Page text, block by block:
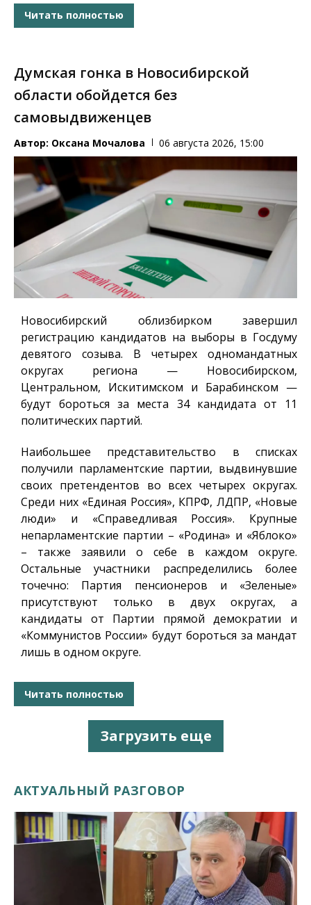
Читать полностью
Думская гонка в Новосибирской
области обойдется без
самовыдвиженцев
Автор: Оксана Мочалова 06 августа 2026, 15:00
Новосибирский облизбирком завершил
регистрацию кандидатов на выборы в Госдуму
девятого созыва. В четырех одномандатных
округах региона — Новосибирском,
Центральном, Искитимском и Барабинском —
будут бороться за места 34 кандидата от 11
политических партий.
Наибольшее представительство в списках
получили парламентские партии, выдвинувшие
своих претендентов во всех четырех округах.
Среди них «Единая Россия», КПРФ, ЛДПР, «Новые
люди» и «Справедливая Россия». Крупные
непарламентские партии – «Родина» и «Яблоко»
– также заявили о себе в каждом округе.
Остальные участники распределились более
точечно: Партия пенсионеров и «Зеленые»
присутствуют только в двух округах, а
кандидаты от Партии прямой демократии и
«Коммунистов России» будут бороться за мандат
лишь в одном округе.
Читать полностью
Загрузить еще
АКТУАЛЬНЫЙ РАЗГОВОР